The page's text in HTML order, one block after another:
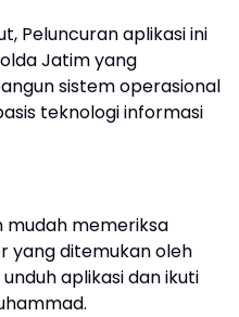
Peluncuran aplikasi ini
Jatim yang
sistem operasional
teknologi informasi
mudah memeriksa
yang ditemukan oleh
aplikasi dan ikuti